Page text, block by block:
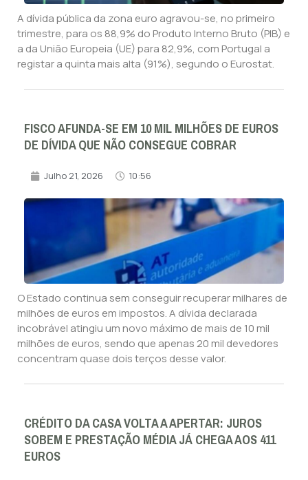
A dívida pública da zona euro agravou-se, no primeiro
trimestre, para os 88,9% do Produto Interno Bruto (PIB) e
a da União Europeia (UE) para 82,9%, com Portugal a
registar a quinta mais alta (91%), segundo o Eurostat.
FISCO AFUNDA-SE EM 10 MIL MILHÕES DE EUROS
DE DÍVIDA QUE NÃO CONSEGUE COBRAR
Julho 21, 2026 10:56
O Estado continua sem conseguir recuperar milhares de
milhões de euros em impostos. A dívida declarada
incobrável atingiu um novo máximo de mais de 10 mil
milhões de euros, sendo que apenas 20 mil devedores
concentram quase dois terços desse valor.
CRÉDITO DA CASA VOLTA A APERTAR: JUROS
SOBEM E PRESTAÇÃO MÉDIA JÁ CHEGA AOS 411
EUROS